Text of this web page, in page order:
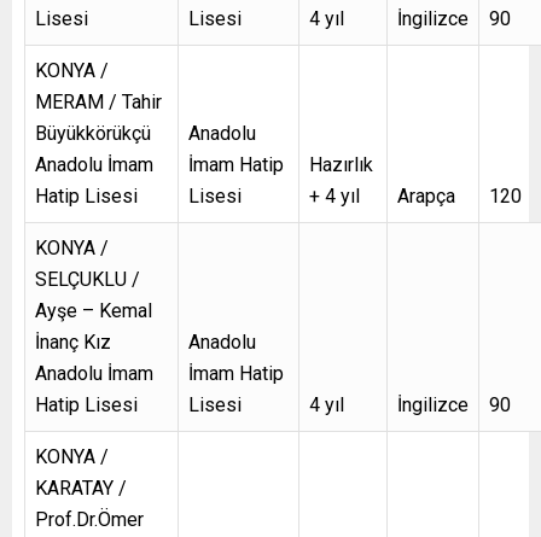
Lisesi
Lisesi
4 yıl İngilizce 90
KONYA /
MERAM / Tahir
Büyükkörükçü
Anadolu İmam
Hatip Lisesi
Anadolu
İmam Hatip
Lisesi
Hazırlık
+ 4 yıl
Arapça 120
KONYA /
SELÇUKLU /
Ayşe – Kemal
İnanç Kız
Anadolu İmam
Hatip Lisesi
Anadolu
İmam Hatip
Lisesi
4 yıl İngilizce 90
KONYA /
KARATAY /
Prof.Dr.Ömer